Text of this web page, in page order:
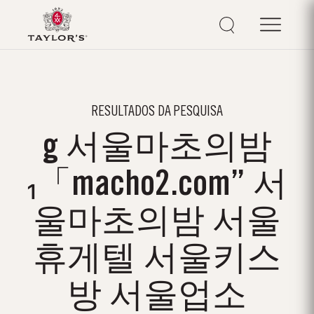
RESULTADOS DA PESQUISA
g 서울마초의밤
₁「macho2.com” 서
울마초의밤 서울
휴게텔 서울키스
방 서울업소